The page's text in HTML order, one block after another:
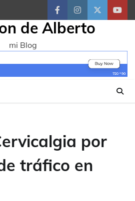
facebookinstagram
twitter
de Alberto
mi Blog
por
tráfico en